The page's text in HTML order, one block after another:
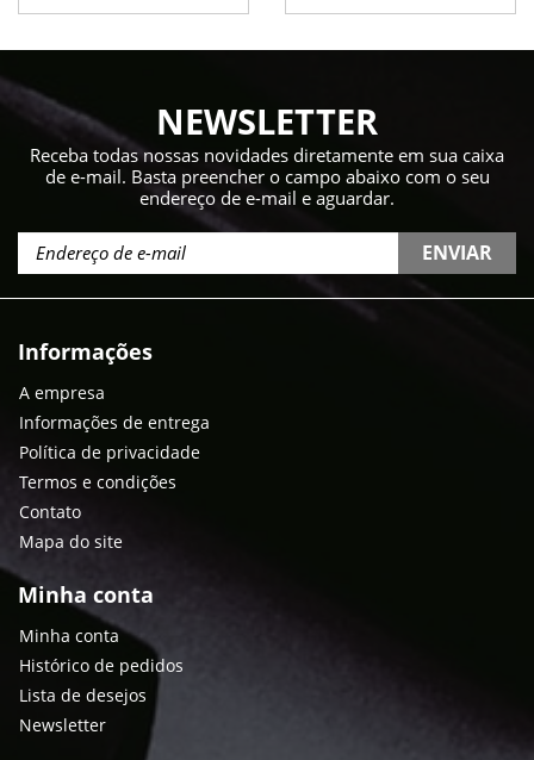
NEWSLETTER
Receba todas nossas novidades diretamente em sua caixa
de e-mail. Basta preencher o campo abaixo com o seu
endereço de e-mail e aguardar.
ENVIAR
Informações
A empresa
Informações de entrega
Política de privacidade
Termos e condições
Contato
Mapa do site
Minha conta
Minha conta
Histórico de pedidos
Lista de desejos
Newsletter